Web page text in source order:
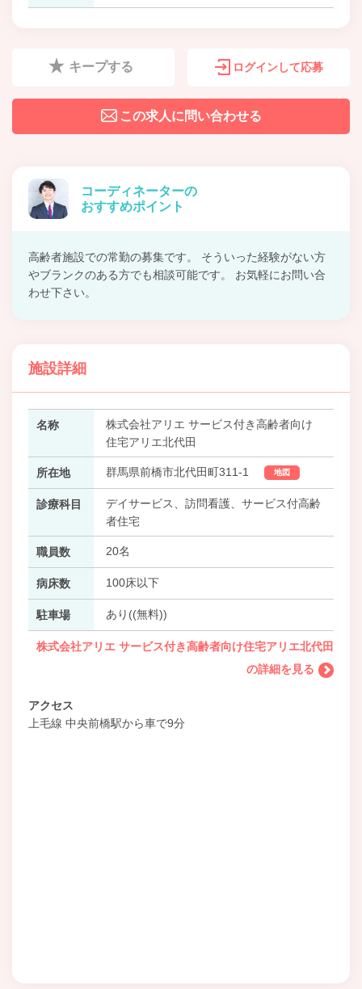
キープする ログインして応募
この求人に問い合わせる
コーディネーターの
おすすめポイント
高齢者施設での常勤の募集です。 そういった経験がない方
やブランクのある方でも相談可能です。 お気軽にお問い合
わせ下さい。
施設詳細
名称
株式会社アリエ サービス付き高齢者向け
住宅アリエ北代田
所在地 群馬県前橋市北代田町311-1 地図
診療科目
デイサービス、訪問看護、サービス付高齢
者住宅
職員数 20名
病床数 100床以下
駐車場 あり((無料))
株式会社アリエ サービス付き高齢者向け住宅アリエ北代田
の詳細を見る
アクセス
上毛線 中央前橋駅から車で9分